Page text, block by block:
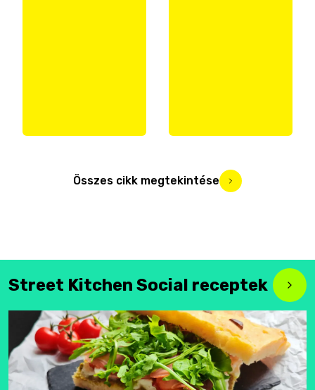
Összes cikk megtekintése
Street Kitchen Social receptek